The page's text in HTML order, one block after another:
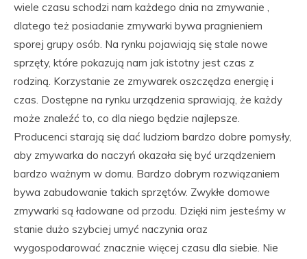
wiele czasu schodzi nam każdego dnia na zmywanie ,
dlatego też posiadanie zmywarki bywa pragnieniem
sporej grupy osób. Na rynku pojawiają się stale nowe
sprzęty, które pokazują nam jak istotny jest czas z
rodziną. Korzystanie ze zmywarek oszczędza energię i
czas. Dostępne na rynku urządzenia sprawiają, że każdy
może znaleźć to, co dla niego będzie najlepsze.
Producenci starają się dać ludziom bardzo dobre pomysły,
aby zmywarka do naczyń okazała się być urządzeniem
bardzo ważnym w domu. Bardzo dobrym rozwiązaniem
bywa zabudowanie takich sprzętów. Zwykłe domowe
zmywarki są ładowane od przodu. Dzięki nim jesteśmy w
stanie dużo szybciej umyć naczynia oraz
wygospodarować znacznie więcej czasu dla siebie. Nie